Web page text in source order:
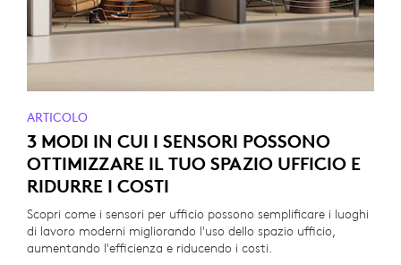
ARTICOLO
3 MODI IN CUI I SENSORI POSSONO
OTTIMIZZARE IL TUO SPAZIO UFFICIO E
RIDURRE I COSTI
Scopri come i sensori per ufficio possono semplificare i luoghi
di lavoro moderni migliorando l'uso dello spazio ufficio,
aumentando l'efficienza e riducendo i costi.